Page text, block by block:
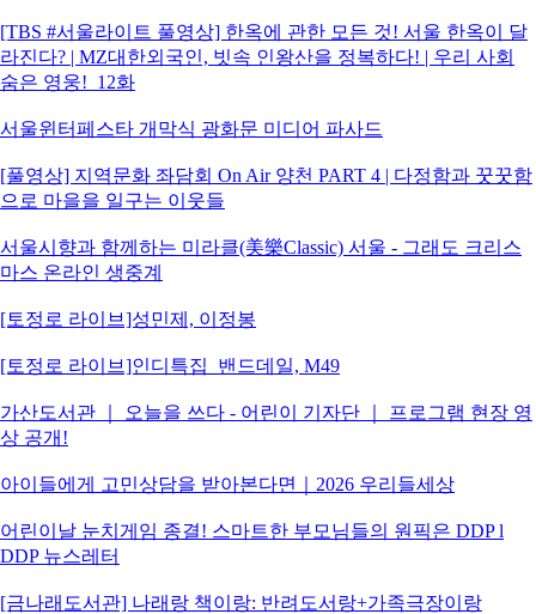
[TBS #서울라이트 풀영상] 한옥에 관한 모든 것! 서울 한옥이 달
라진다? | MZ대한외국인, 빗속 인왕산을 정복하다! | 우리 사회
숨은 영웅!_12화
서울윈터페스타 개막식 광화문 미디어 파사드
[풀영상] 지역문화 좌담회 On Air 양천 PART 4 | 다정함과 꿋꿋함
으로 마을을 일구는 이웃들
서울시향과 함께하는 미라클(美樂Classic) 서울 - 그래도 크리스
마스 온라인 생중계
[토정로 라이브]성민제, 이정봉
[토정로 라이브]인디특집_밴드데일, M49
가산도서관 ｜ 오늘을 쓰다 - 어린이 기자단 ｜ 프로그램 현장 영
상 공개!
아이들에게 고민상담을 받아본다면｜2026 우리들세상
어린이날 눈치게임 종결! 스마트한 부모님들의 원픽은 DDP l
DDP 뉴스레터
[금나래도서관] 나래랑 책이랑: 반려도서랑+가족극장이랑